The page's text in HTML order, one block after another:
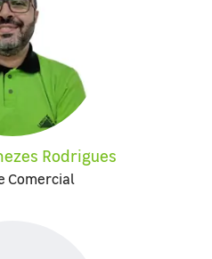
Rodrigues
Comercial